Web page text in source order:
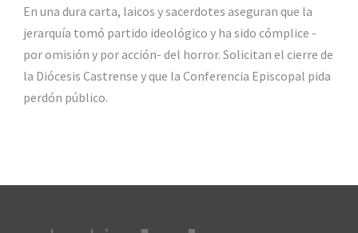
En una dura carta, laicos y sacerdotes aseguran que la
jerarquía tomó partido ideológico y ha sido cómplice -
por omisión y por acción- del horror. Solicitan el cierre de
la Diócesis Castrense y que la Conferencia Episcopal pida
perdón público.